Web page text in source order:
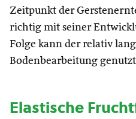
Zeitpunkt der
richtig mit seiner
Folge kann der relativ
Bodenbearbeitung
Elastische